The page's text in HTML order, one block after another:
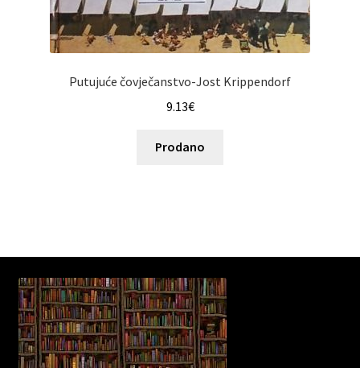
Putujuće čovječanstvo-Jost Krippendorf
9.13€
Prodano